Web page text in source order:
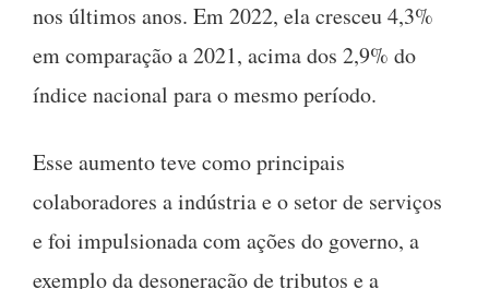
nos últimos anos. Em 2022, ela cresceu 4,3%
em comparação a 2021, acima dos 2,9% do
índice nacional para o mesmo período.
Esse aumento teve como principais
colaboradores a indústria e o setor de serviços
e foi impulsionada com ações do governo, a
exemplo da desoneração de tributos e a